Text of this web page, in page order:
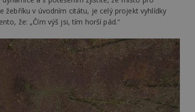
žebříku v úvodním citátu, je celý projekt vyhlídky
že: „Čím výš jsi, tím horší pád.“